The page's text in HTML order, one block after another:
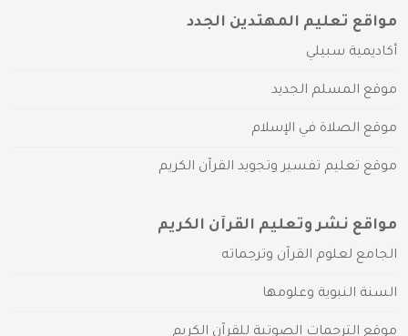
مواقع تعليم المهتدين الجدد
أكاديمية سبيلي
موقع المسلم الجديد
موقع الصلاة في الإسلام
موقع تعليم تفسير وتجويد القرآن الكريم
مواقع نشر وتعليم القرآن الكريم
الجامع لعلوم القرآن وترجماته
السنة النبوية وعلومها
موقع الترجمات الصوتية للقرآن الكريم